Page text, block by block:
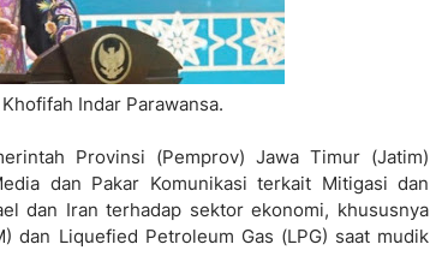
Indar Parawansa.
Provinsi (Pemprov) Jawa Timur (Jatim)
dan Pakar Komunikasi terkait Mitigasi dan
dan Iran terhadap sektor ekonomi, khususnya
dan Liquefied Petroleum Gas (LPG) saat mudik